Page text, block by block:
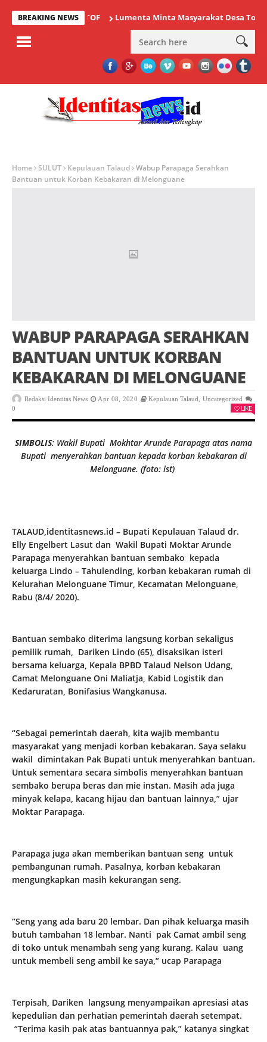
BREAKING NEWS Lumenta Minta Masyarakat Desa Tolok
Home SULUT Kepulauan Talaud Wabup Parapaga Serahkan
Bantuan untuk Korban Kebakaran di Melonguane
WABUP PARAPAGA SERAHKAN
BANTUAN UNTUK KORBAN
KEBAKARAN DI MELONGUANE
Redaksi Identitas News Apr 08, 2020 Kepulauan Talaud
Uncategorized
0
LIKE
SIMBOLIS: Wakil Bupati Mokhtar Arunde Parapaga atas nama
Bupati menyerahkan bantuan kepada korban kebakaran di
Melonguane. (foto: ist)
TALAUD,identitasnews.id – Bupati Kepulauan Talaud dr.
Elly Engelbert Lasut dan Wakil Bupati Moktar Arunde
Parapaga menyerahkan bantuan sembako kepada
keluarga Lindo – Tahulending, korban kebakaran rumah di
Kelurahan Melonguane Timur, Kecamatan Melonguane,
Rabu (8/4/ 2020).
Bantuan sembako diterima langsung korban sekaligus
pemilik rumah, Dariken Lindo (65), disaksikan isteri
bersama keluarga, Kepala BPBD Talaud Nelson Udang,
Camat Melonguane Oni Maliatja, Kabid Logistik dan
Kedaruratan, Bonifasius Wangkanusa.
“Sebagai pemerintah daerah, kita wajib membantu
masyarakat yang menjadi korban kebakaran. Saya selaku
wakil dimintakan Pak Bupati untuk menyerahkan bantuan.
Untuk sementara secara simbolis menyerahkan bantuan
sembako berupa beras dan mie instan. Masih ada juga
minyak kelapa, kacang hijau dan bantuan lainnya,” ujar
Moktar Parapaga.
Parapaga juga akan memberikan bantuan seng untuk
pembangunan rumah. Pasalnya, korban kebakaran
mengungkapkan masih kekurangan seng.
“Seng yang ada baru 20 lembar. Dan pihak keluarga masih
butuh tambahan 18 lembar. Nanti pak Camat ambil seng
di toko untuk menambah seng yang kurang. Kalau uang
untuk membeli seng ambil ke saya,” ucap Parapaga
Terpisah, Dariken langsung menyampaikan apresiasi atas
kepedulian dan perhatian pemerintah daerah setempat.
“Terima kasih pak atas bantuannya pak,” katanya singkat